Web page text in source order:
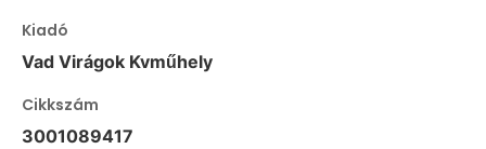
Kiadó
Vad Virágok Kvműhely
Cikkszám
3001089417